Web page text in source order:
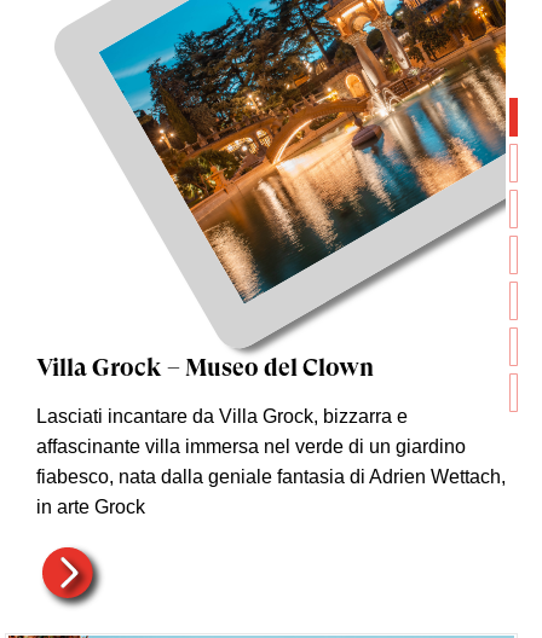
Villa Grock – Museo del Clown
Lasciati incantare da Villa Grock, bizzarra e
affascinante villa immersa nel verde di un giardino
fiabesco, nata dalla geniale fantasia di Adrien Wettach,
in arte Grock